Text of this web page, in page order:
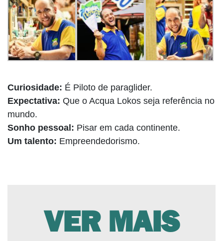
Curiosidade: É Piloto de paraglider.
Expectativa: Que o Acqua Lokos seja referência no
mundo.
Sonho pessoal: Pisar em cada continente.
Um talento: Empreendedorismo.
VER MAIS